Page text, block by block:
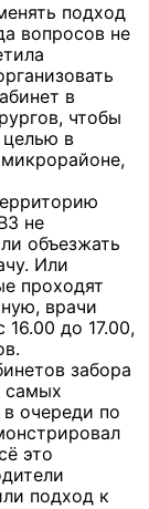
подход
вопросов не
в
чтобы
в
не
объезжать
Или
проходят
врачи
до 17.00,
забора
самых
очереди по
это
подход к